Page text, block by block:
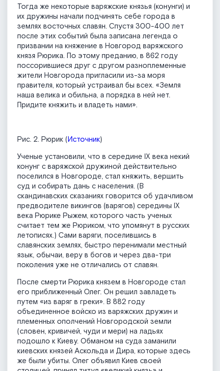
Тогда же некоторые варяжские князья (конунги) и
их дружины начали подчинять себе города в
землях восточных славян. Спустя 300-400 лет
после этих событий была записана легенда о
призвании на княжение в Новгород варяжского
князя Рюрика. По этому преданию, в 862 году
поссорившиеся друг с другом разноплеменные
жители Новгорода пригласили из-за моря
правителя, который устраивал бы всех. «Земля
наша велика и обильна, а порядка в ней нет.
Придите княжить и владеть нами».
Рис. 2. Рюрик (Источник)
Ученые установили, что в середине IX века некий
конунг с варяжской дружиной действительно
поселился в Новгороде, стал княжить, вершить
суд и собирать дань с населения. (В
скандинавских сказаниях говорится об удачливом
предводителе викингов (варягов) середины IX
века Рюрике Рыжем, которого часть ученых
считает тем же Рюриком, что упомянут в русских
летописях.) Сами варяги, поселившись в
славянских землях, быстро перенимали местный
язык, обычаи, веру в богов и через два-три
поколения уже не отличались от славян.
После смерти Рюрика князем в Новгороде стал
его приближенный Олег. Он решил завладеть
путем «из варяг в греки». В 882 году
объединенное войско из варяжских дружин и
племенных ополчений Новгородской земли
(словен, кривичей, чуди и мери) на ладьях
подошло к Киеву. Обманом на суда заманили
киевских князей Аскольда и Дира, которые здесь
же были убиты. Олег объявил Киев своей